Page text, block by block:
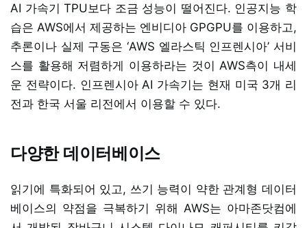
AI 가속기 TPU보다 조금 성능이 떨어진다. 인공지능 학
습은 AWS에서 제공하는 엔비디아 GPGPU를 이용하고,
추론이나 실제 구동은 ‘AWS 엘라스틱 인프렌시아’ 서비
스를 활용해 저렴하게 이용하라는 것이 AWS측이 내세
운 전략이다. 인프렌시아 AI 가속기는 현재 미국 3개 리
전과 한국 서울 리전에서 이용할 수 있다.
다양한 데이터베이스
읽기에 특화되어 있고, 쓰기 능력이 약한 관계형 데이터
베이스의 약점을 극복하기 위해 AWS는 아마존닷컴에